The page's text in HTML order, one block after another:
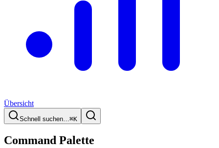
Übersicht
Schnell suchen…⌘K
Command Palette